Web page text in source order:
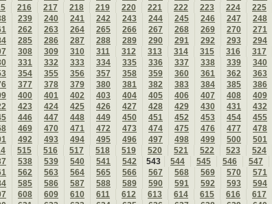
216 217 218 219 220 221 222 223 224 225
239 240 241 242 243 244 245 246 247 248
262 263 264 265 266 267 268 269 270 271
285 286 287 288 289 290 291 292 293 294
308 309 310 311 312 313 314 315 316 317
331 332 333 334 335 336 337 338 339 340
354 355 356 357 358 359 360 361 362 363
377 378 379 380 381 382 383 384 385 386
400 401 402 403 404 405 406 407 408 409
423 424 425 426 427 428 429 430 431 432
446 447 448 449 450 451 452 453 454 455
469 470 471 472 473 474 475 476 477 478
492 493 494 495 496 497 498 499 500 501
515 516 517 518 519 520 521 522 523 524
538 539 540 541 542 543 544 545 546 547
562 563 564 565 566 567 568 569 570 571
585 586 587 588 589 590 591 592 593 594
608 609 610 611 612 613 614 615 616 617